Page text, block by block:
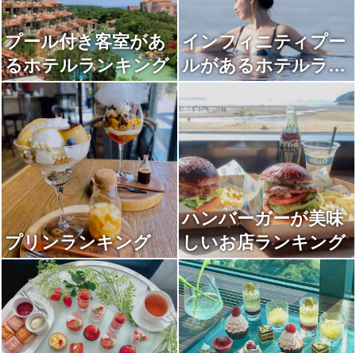
プール付き客室があ
るホテルランキング
インフィニティプー
ルがあるホテルラン
キング
プリンランキング
ハンバーガーが美味
しいお店ランキング